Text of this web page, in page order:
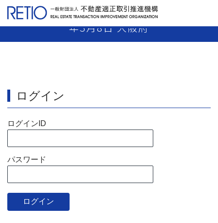
【17-16】 媒介業者 指示処分 平成18
年3月8日 大阪府
ログイン
ログインID
パスワード